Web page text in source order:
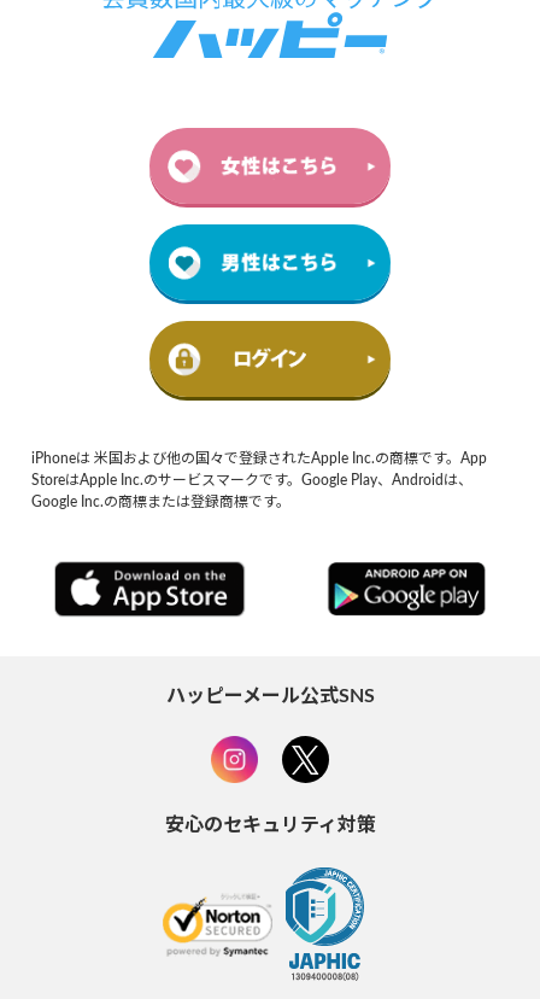
iPhoneは 米国および他の国々で登録されたApple Inc.の商標です。App
StoreはApple Inc.のサービスマークです。Google Play、Androidは、
Google Inc.の商標または登録商標です。
ハッピーメール公式SNS
安心のセキュリティ対策